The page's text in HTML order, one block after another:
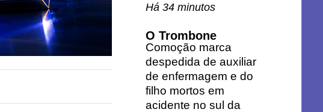
Há 34 minutos
O Trombone
Comoção marca
despedida de auxiliar
de enfermagem e do
filho mortos em
acidente no sul da